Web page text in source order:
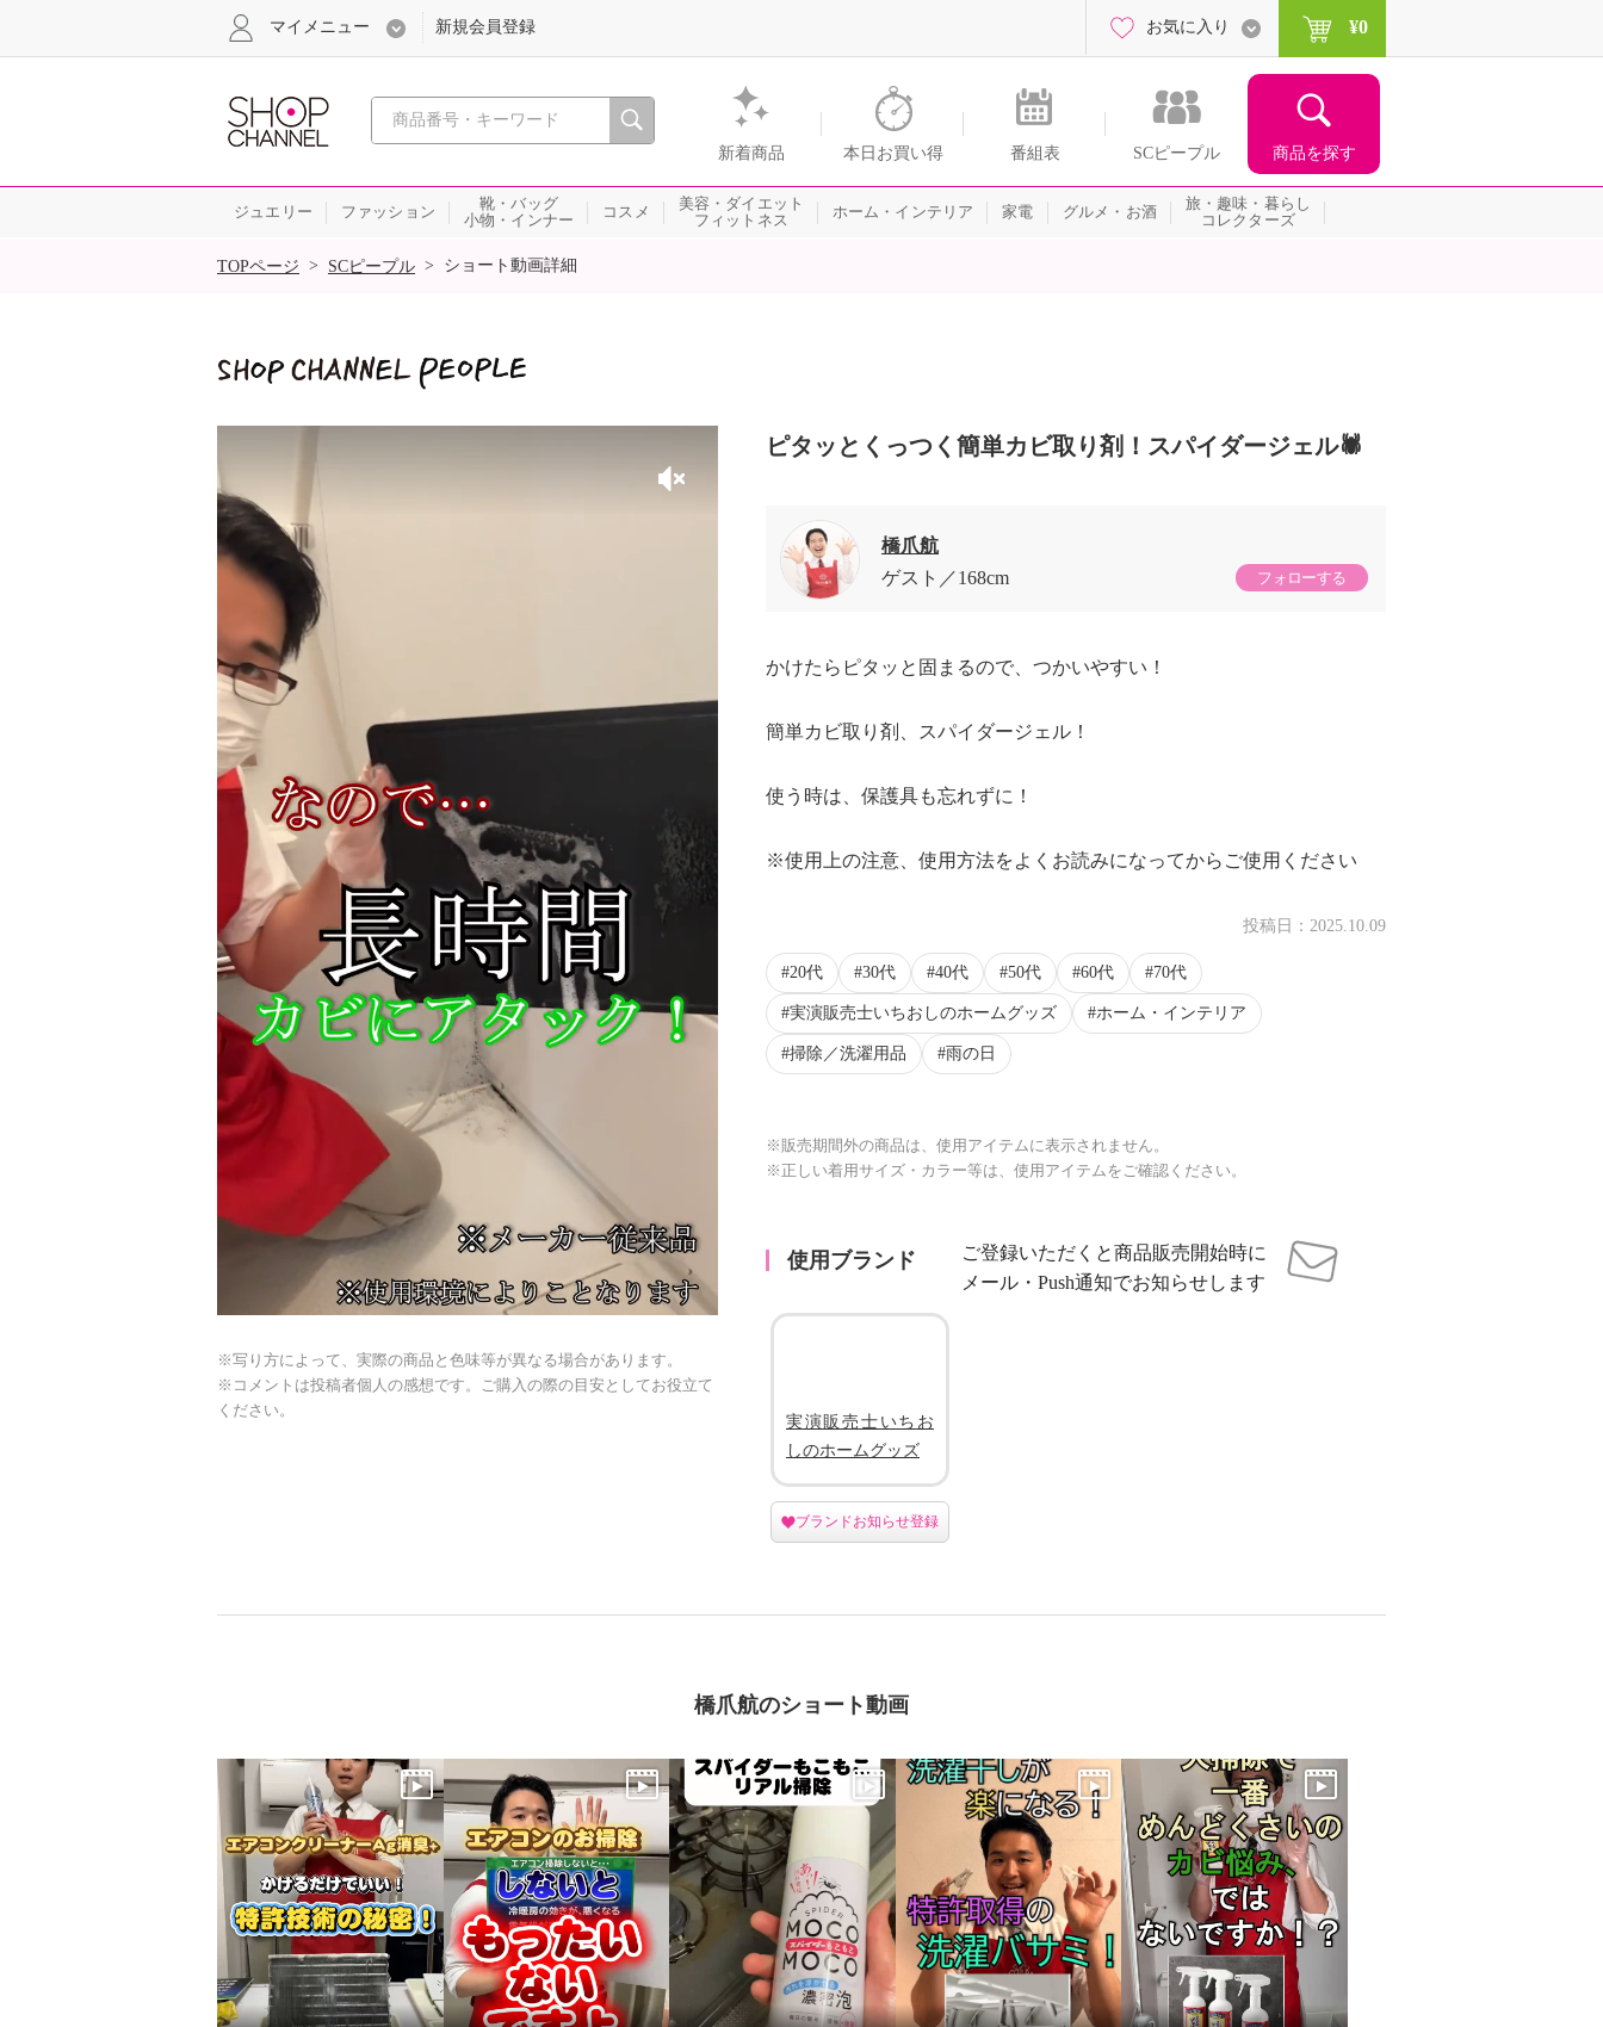
心おどる、瞬間を。通販・テレビショッピングのショップチャンネル
新着商品 本日お買い得 番組表 SCピープル 商品を探す
マイメニュー 新規会員登録 お気に入り ¥0
ジュエリー ファッション
靴・バッグ
小物・インナー
コスメ
美容・ダイエット
フィットネス
ホーム・インテリア 家電 グルメ・お酒
旅・趣味・暮らし
コレクターズ
SALE
TOPページ > SCピープル > ショート動画詳細
※写り方によって、実際の商品と色味等が異なる場合があります。
※コメントは投稿者個人の感想です。ご購入の際の目安としてお役立て
ください。
ピタッとくっつく簡単カビ取り剤！スパイダージェル🕷️
橋爪航
ゲスト
168cm フォローする
かけたらピタッと固まるので、つかいやすい！
簡単カビ取り剤、スパイダージェル！
使う時は、保護具も忘れずに！
※使用上の注意、使用方法をよくお読みになってからご使用ください
投稿日： 2025.10.09
20代 30代 40代 50代 60代 70代
実演販売士いちおしのホームグッズ ホーム・インテリア
掃除／洗濯用品 雨の日
※販売期間外の商品は、使用アイテムに表示されません。
※正しい着用サイズ・カラー等は、使用アイテムをご確認ください。
使用ブランド
ご登録いただくと商品販売開始時に
メール・Push通知でお知らせします
実演販売士いちお
しのホームグッズ
ブランドお知らせ登録
橋爪航のショート動画